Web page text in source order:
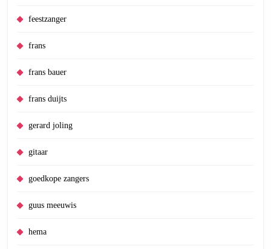
feestzanger
frans
frans bauer
frans duijts
gerard joling
gitaar
goedkope zangers
guus meeuwis
hema